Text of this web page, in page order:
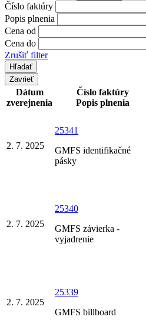
Číslo faktúry
Popis plnenia
Cena od
Cena do
Zrušiť filter
Zavrieť
Dátum
zverejnenia
Číslo faktúry
Popis plnenia
2. 7. 2025
25341
GMFS identifikačné
pásky
2. 7. 2025
25340
GMFS závierka -
vyjadrenie
2. 7. 2025
25339
GMFS billboard